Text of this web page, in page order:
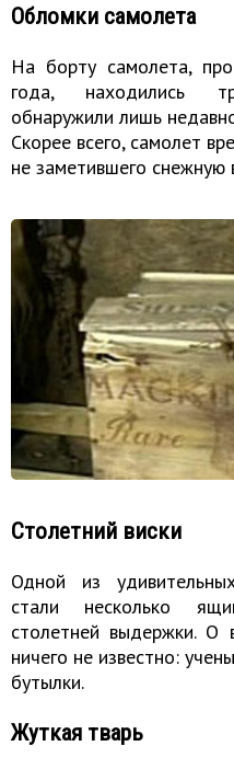
Обломки самолета
На борту самолета,
года, находились
обнаружили лишь
Скорее всего, самолет
не заметившего снежную
Столетний виски
Одной из
стали несколько
столетней выдержки. О
ничего не известно:
бутылки.
Жуткая тварь